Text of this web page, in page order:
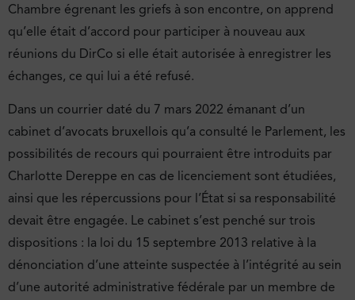
Chambre égrenant les griefs à son encontre, on apprend
qu’elle était d’accord pour participer à nouveau aux
réunions du DirCo si elle était autorisée à enregistrer les
échanges, ce qui lui a été refusé.
Dans un courrier daté du 7 mars 2022 émanant d’un
cabinet d’avocats bruxellois qu’a consulté le Parlement, les
possibilités de recours qui pourraient être introduits par
Charlotte Dereppe en cas de licenciement sont étudiées,
ainsi que les répercussions pour l’État si sa responsabilité
devait être engagée. Le cabinet s’est penché sur trois
dispositions : la loi du 15 septembre 2013 relative à la
dénonciation d’une atteinte suspectée à l’intégrité au sein
d’une autorité administrative fédérale par un membre de